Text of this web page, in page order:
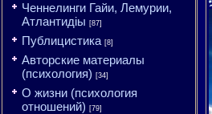
Ченнелинги Гайи, Лемурии,
Атлантидіы [87]
Публицистика [8]
Авторские материалы
(психология) [34]
О жизни (психология
отношений) [79]